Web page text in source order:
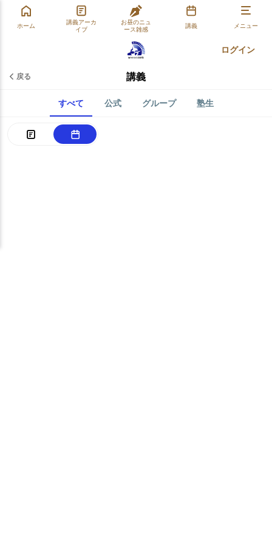
ホーム
講義アーカ
イブ
お昼のニュ
ース雑感
講義 メニュー
ログイン
戻る 講義
すべて 公式 グループ 塾生